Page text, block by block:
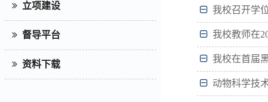
立项建设
督导平台
资料下载
我校召开学
我校教师在
我校在首届
动物科学技